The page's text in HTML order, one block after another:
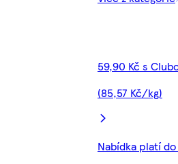
59,90 Kč s
(85,57 Kč/kg)
Nabídka platí